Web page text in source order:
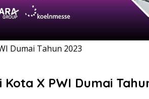
Dumai Tahun 2023
X PWI Dumai